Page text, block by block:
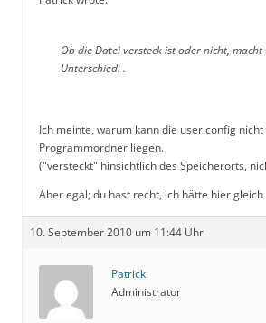
Ob die Datei versteck ist oder nicht,
Unterschied. .
Ich meinte, warum kann die user.config
Programmordner liegen.
("versteckt" hinsichtlich des Speicherorts,
Aber egal; du hast recht, ich hätte hier
10. September 2010 um 11:44 Uhr
Patrick
Administrator